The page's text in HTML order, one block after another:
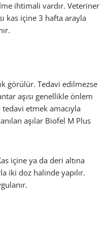
ihtimali vardır. Veteriner
kas içine 3 hafta arayla
görülür. Tedavi edilmezse
aşısı genellikle önlem
tedavi etmek amacıyla
aşılar Biofel M Plus
içine ya da deri altına
iki doz halinde yapılır.